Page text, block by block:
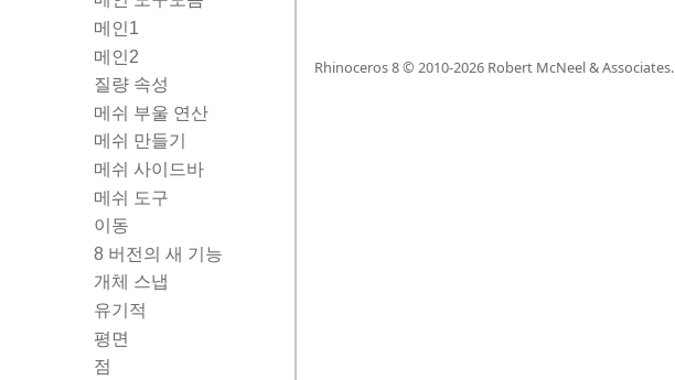
메인1
메인2
질량 속성
메쉬 부울 연산
메쉬 만들기
메쉬 사이드바
메쉬 도구
이동
8 버전의 새 기능
개체 스냅
유기적
평면
점
Rhinoceros 8 © 2010-2026Robert McNeel & Associates.